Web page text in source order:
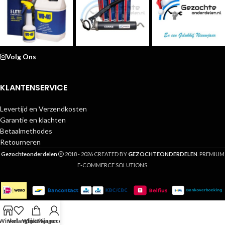
Volg Ons
KLANTENSERVICE
Levertijd en Verzendkosten
Garantie en klachten
Betaalmethodes
Retourneren
Gezochteonderdelen 2018 - 2026 CREATED BY GEZOCHTEONDERDELEN. PREMIUM
E-COMMERCE SOLUTIONS.
VerlanglijstWinkelwagen
Mijn account